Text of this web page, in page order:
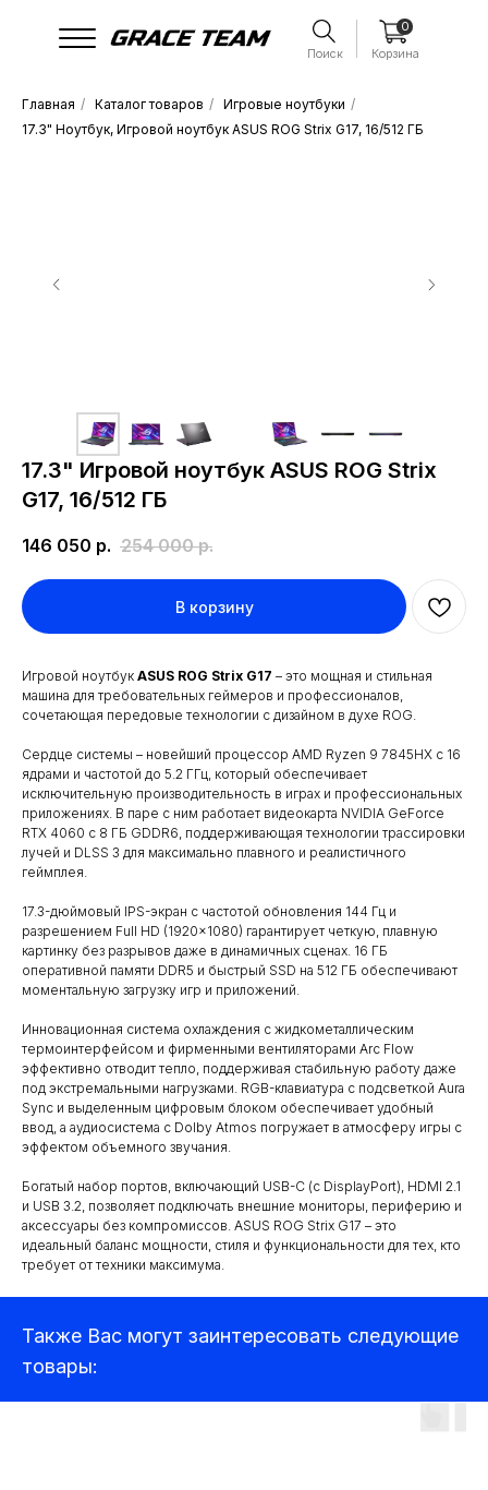
Поиск Корзина
0
Главная / Каталог товаров / Игровые ноутбуки /
17.3" Ноутбук, Игровой ноутбук ASUS ROG Strix G17, 16/512 ГБ
17.3" Игровой ноутбук ASUS ROG Strix
G17, 16/512 ГБ
146 050 р. 254 000 р.
В корзину
Игровой ноутбук ASUS ROG Strix G17 – это мощная и стильная
машина для требовательных геймеров и профессионалов,
сочетающая передовые технологии с дизайном в духе ROG.
Сердце системы – новейший процессор AMD Ryzen 9 7845HX с 16
ядрами и частотой до 5.2 ГГц, который обеспечивает
исключительную производительность в играх и профессиональных
приложениях. В паре с ним работает видеокарта NVIDIA GeForce
RTX 4060 с 8 ГБ GDDR6, поддерживающая технологии трассировки
лучей и DLSS 3 для максимально плавного и реалистичного
геймплея.
17.3-дюймовый IPS-экран с частотой обновления 144 Гц и
разрешением Full HD (1920×1080) гарантирует четкую, плавную
картинку без разрывов даже в динамичных сценах. 16 ГБ
оперативной памяти DDR5 и быстрый SSD на 512 ГБ обеспечивают
моментальную загрузку игр и приложений.
Инновационная система охлаждения с жидкометаллическим
термоинтерфейсом и фирменными вентиляторами Arc Flow
эффективно отводит тепло, поддерживая стабильную работу даже
под экстремальными нагрузками. RGB-клавиатура с подсветкой Aura
Sync и выделенным цифровым блоком обеспечивает удобный
ввод, а аудиосистема с Dolby Atmos погружает в атмосферу игры с
эффектом объемного звучания.
Богатый набор портов, включающий USB-C (с DisplayPort), HDMI 2.1
и USB 3.2, позволяет подключать внешние мониторы, периферию и
аксессуары без компромиссов. ASUS ROG Strix G17 – это
идеальный баланс мощности, стиля и функциональности для тех, кто
требует от техники максимума.
Также Вас могут заинтересовать следующие
товары:
Квадрокоптеры
Аксессуары для квадрокоптеров
Детекторы и подавители БПЛА
Прицелы
Компьютеры и ноутбуки
Аудиотехника